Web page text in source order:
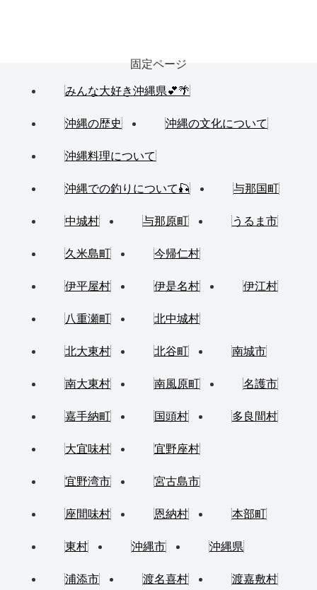
固定ページ
みんな大好き沖縄県💕🌴
沖縄の歴史 沖縄の文化について
沖縄料理について
沖縄での釣りについて🎣 与那国町
中城村 与那原町 うるま市
久米島町 今帰仁村
伊平屋村 伊是名村 伊江村
八重瀬町 北中城村
北大東村 北谷町 南城市
南大東村 南風原町 名護市
嘉手納町 国頭村 多良間村
大宜味村 宜野座村
宜野湾市 宮古島市
座間味村 恩納村 本部町
東村 沖縄市 沖縄県
浦添市 渡名喜村 渡嘉敷村